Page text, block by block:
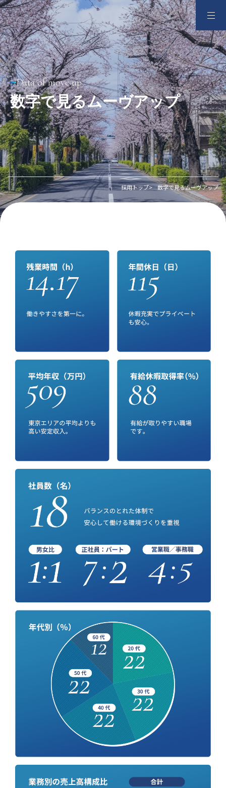
会社を知る
仕事を知る
社員を知る
数字で見る
エントリー・お問い合わせ
Data of move up
数字で見るムーヴアップ
採用トップ 数字で見るムーヴアップ